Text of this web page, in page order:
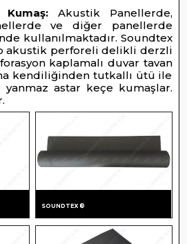
Kumaş: Akustik Panellerde,
ve diğer panellerde
kullanılmaktadır. Soundtex
akustik perforeli delikli derzli
kaplamalı duvar tavan
kendiliğinden tutkallı ütü ile
yanmaz astar keçe kumaşlar.
SOUNDTEX ®